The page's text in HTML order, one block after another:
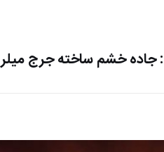
جاده خشم ساخته جرج میلر